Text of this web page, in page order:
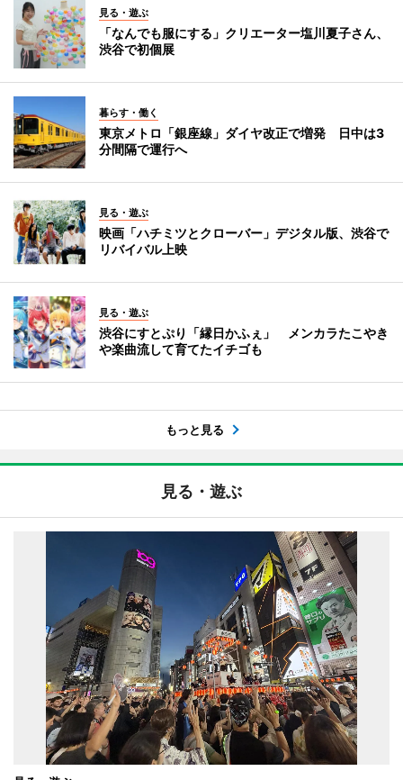
見る・遊ぶ
「なんでも服にする」クリエーター塩川夏子さん、
渋谷で初個展
暮らす・働く
東京メトロ「銀座線」ダイヤ改正で増発 日中は3
分間隔で運行へ
見る・遊ぶ
映画「ハチミツとクローバー」デジタル版、渋谷で
リバイバル上映
見る・遊ぶ
渋谷にすとぷり「縁日かふぇ」 メンカラたこやき
や楽曲流して育てたイチゴも
もっと見る
見る・遊ぶ